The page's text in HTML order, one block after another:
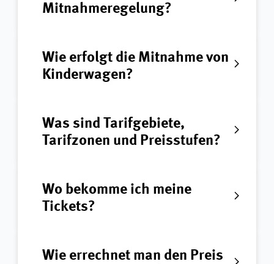
Mitnahmeregelung?
Wie erfolgt die Mitnahme von
Kinderwagen?
Was sind Tarifgebiete,
Tarifzonen und Preisstufen?
Wo bekomme ich meine
Tickets?
Wie errechnet man den Preis